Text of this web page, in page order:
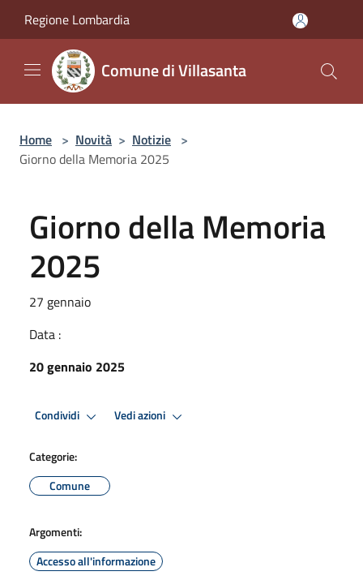
Regione Lombardia
Comune di Villasanta
Home > Novità > Notizie >
Giorno della Memoria 2025
Giorno della Memoria
2025
27 gennaio
Data :
20 gennaio 2025
Condividi Vedi azioni
Categorie:
Comune
Argomenti:
Accesso all'informazione